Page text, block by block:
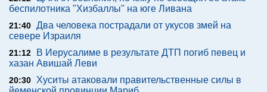
беспилотника "Хизбаллы" на юге Ливана
21:40 Два человека пострадали от укусов змей на
севере Израиля
21:12
В Иерусалиме в результате ДТП погиб певец и
хазан Авишай Леви
20:30 Хуситы атаковали правительственные силы в